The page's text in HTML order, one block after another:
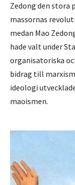
Zedong den
massornas
medan Mao
hade valt under
organisatoriska
bidrag till
ideologi
maoismen.